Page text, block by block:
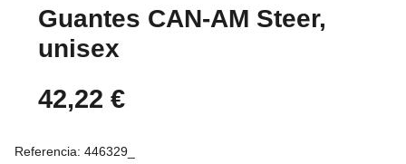
Guantes CAN-AM Steer,
unisex
42,22 €
Referencia: 446329_
galería
imágenes